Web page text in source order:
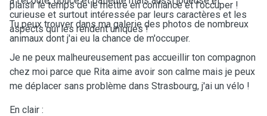
curieuse et surtout intéressée par leurs caractères et les
aspects qui les rendent uniques !
plaisir le temps de le mettre en confiance et l'occuper !
Tu peux trouver dans ma galerie des photos de nombreux
animaux dont j'ai eu la chance de m'occuper.
Je ne peux malheureusement pas accueillir ton compagnon
chez moi parce que Rita aime avoir son calme mais je peux
me déplacer sans problème dans Strasbourg, j'ai un vélo !
En clair :